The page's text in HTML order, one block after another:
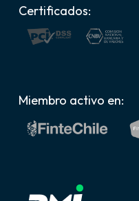
Certificados:
Miembro activo en: